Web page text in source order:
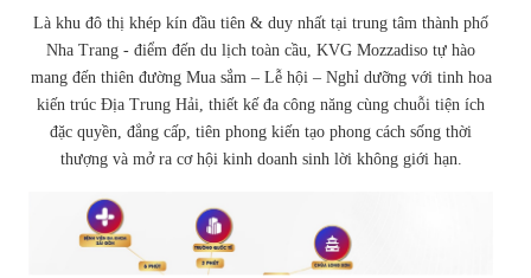
Là khu đô thị khép kín đầu tiên & duy nhất tại trung tâm thành phố
Nha Trang - điểm đến du lịch toàn cầu, KVG Mozzadiso tự hào
mang đến thiên đường Mua sắm – Lễ hội – Nghỉ dưỡng với tinh hoa
kiến trúc Địa Trung Hải, thiết kế đa công năng cùng chuỗi tiện ích
đặc quyền, đẳng cấp, tiên phong kiến tạo phong cách sống thời
thượng và mở ra cơ hội kinh doanh sinh lời không giới hạn.